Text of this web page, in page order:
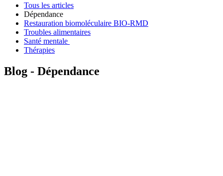
Tous les articles
Dépendance
Restauration biomoléculaire BIO-RMD
Troubles alimentaires
Santé mentale ‍‌‍‌‍‌‌‌‍‍‍‌‍‌‌‌‍‌‌‌‌‌‌‌‍‌‌‍‍‌‌‍‍‌‍‍‌‌‍‍‌‌‌‍‌‌‌‍‍‌‌‍‌‍‌‌‌‍‌‌‍‍‌‌‌‍‌‍‌‌‍‌‍‌‌‍‌‌‌‌‌‍‌‍‌‌‌‌‍‌‌‌‍‍‌‌‌‍‌‌‌‌‍‍‌‌‍‌‍‍‍‌‍‍‌‌‍‌‌‌‌‌‌‌‌‌‌‍‌‌‌‌‍‍‌‍‌‍‌‌‍‍‍‌‌‌‌‌‌‍‌‍‌‌‌‌‌‍‌‌‍‌‌‍‌‌‌‍‌‍‌‌‌‌‌‍‍‍‌‌‌‍‌‌‌‍‌‌‌‌‍‌‌‍‌‌‌‍‍‌‌‍‌‍‌‍‌‌‍‌‌‍‌‍‌‌‌‌‍‌‌‌‍‌‌‍‌‍‌‍‌‍‌‌‍‌‌‌‌‍‍‌‌‍‍‌‍‌‌‍‌‌‍‌‌‍‌‌‌‌‌‍‌‌‌‍‍‌‍‌‌‌‍‌‍‌‌‌‌‍‌‌‌‌‍‌‌‍‍‌‍‌‌‌‍‍‍‌‌‍‍‍‌‌‌‌‌‌‍‍‌‌‍‌‍‌‌‍‌‌‌‌‍‌‌‌‍‍‌‍‌‌‌‍‌‌‌‌‌‌‌‍‌‍‌‌‍‍‌‌‌‌‌‌‍‌‌‌‌‍‌‌‍‌‌‍‍‌‌‍‌‌‍‌‌‌‍‍‌‍‌‌‌‌‍‌‌‌‍‍‍‌‌‌‌‌‌‍‍‍‌‌‍‌‍‌‌‌‍‌‍‌‍‌‌‌‍‍‍‌‍‌‌‌‍‌‌‍‌‌‍‌‌‌‌‌‌‌‍‌‌‍‍‌‌‍‍‌‍‌‍‍‌‌‍‌‌‌‌‌‌‌‌‌‌‍‌‌‌‌‍‍‌‍‌‍‌‌‍‍‍‌‌‌‌‌‌‍‌‍‌‌‌‌‌‍‌‌‍‌‌‍‌‌‌‍‌‍‌‌‌‌‌‍‍‍‌‍‌‌‌‍‌‌‌‍‌‌‌‌‍‌‌‍‌‌‌‍‍‌‌‍‌‍‌‍‌‌‍‌‌‍‌‍‌‌‌‌‍‌‌‌‍‌‌‍‌‍‌‍‌‍‌‍‌‌‍‌‌‌‌‍‍‌‌‍‍‌‍‌‌‍‌‌‍‌‌‍‌‌‌‌‌‍‌‌‌‍‍‌‍‌‌‌‍‌‍‌‌‌‌‍‌‌‌‌‍‌‌‍‍‌‍‌‌‌‍‍‍‌‌‍‍‍‌‌‌‌‌‌‍‍‌‌‍‌‍‌‌‍‌‌‌‌‍‌‌‍‌‍‌‌‍‌‌‌‍‌‌‌‍‌‌‌‍‌‌‌‍‍‌‌‌‍‌‍‌‌‌‌‌‌‌‌‍‍‌‍‌‍‍‌‌‌‍‍‌‍‌‌‌‍‌‍‍‌
Thérapies
Blog - Dépendance